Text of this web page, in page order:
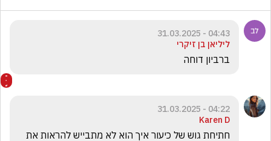
04:43 - 31.03.2025
ליליאן בן זיקרי
ברביון דוחה
04:22 - 31.03.2025
Karen D